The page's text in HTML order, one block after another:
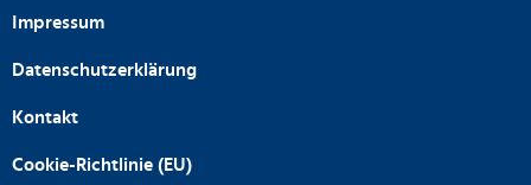
Impressum
Datenschutzerklärung
Kontakt
Cookie-Richtlinie (EU)